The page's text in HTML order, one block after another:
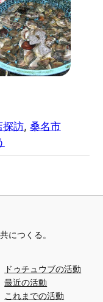
探訪, 桑名市
につくる。
ドゥチュウブの活動
最近の活動
これまでの活動